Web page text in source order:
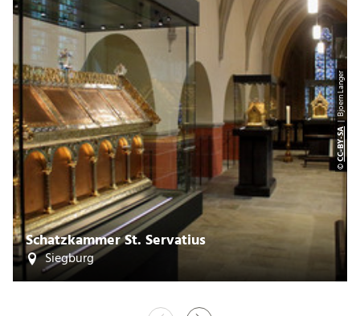
Schatzkammer St. Servatius
Siegburg
©
CC-BY-SA
| Bjoern Langer